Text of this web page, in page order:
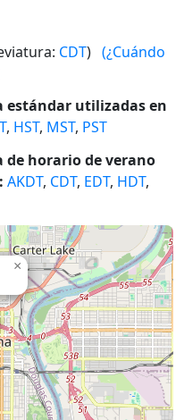
CDT) (¿Cuándo
estándar utilizadas en
, HST, MST, PST
horario de verano
AKDT, CDT, EDT, HDT,
×